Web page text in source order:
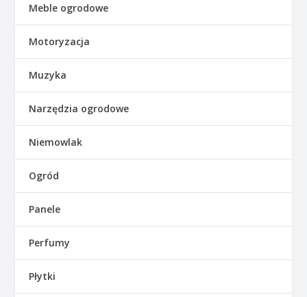
Meble ogrodowe
Motoryzacja
Muzyka
Narzędzia ogrodowe
Niemowlak
Ogród
Panele
Perfumy
Płytki